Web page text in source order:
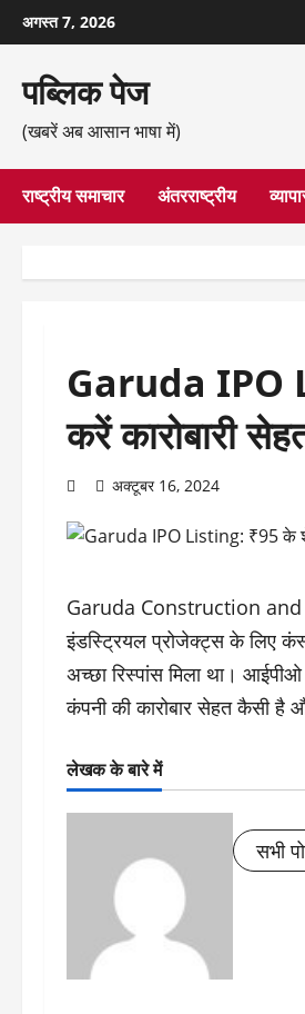
छोड़कर
सामग्री
अगस्त 7, 2026
पब्लिक पेज
(खबरें अब आसान भाषा में)
राष्ट्रीय समाचार अंतरराष्ट्रीय
Garuda IPO
करें कारोबारी
अक्टूबर 16, 2024
Garuda Construction and
इंडस्ट्रियल प्रोजेक्ट्स के लिए
अच्छा रिस्पांस मिला था।
कंपनी की कारोबार सेहत कैसी
लेखक के बारे में
सभी